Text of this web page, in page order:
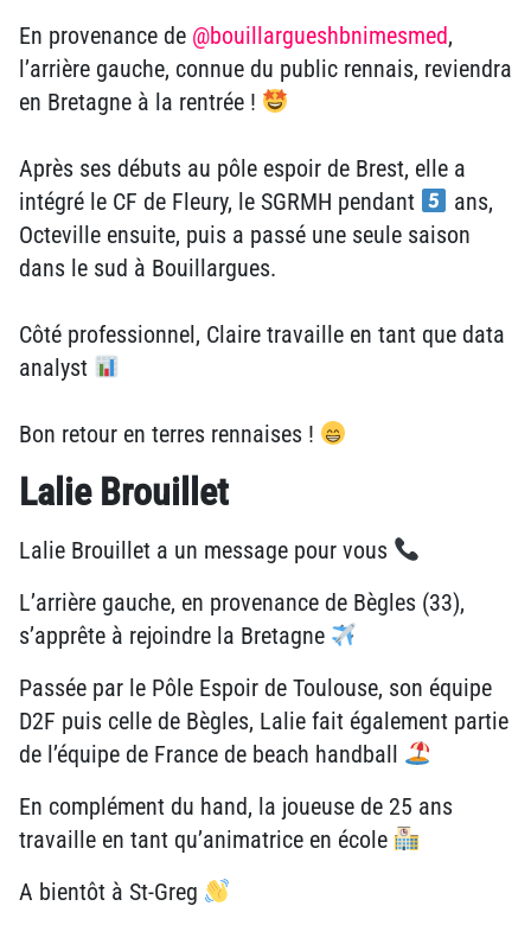
En provenance de @bouillargueshbnimesmed,
l’arrière gauche, connue du public rennais, reviendra
en Bretagne à la rentrée !
Après ses débuts au pôle espoir de Brest, elle a
intégré le CF de Fleury, le SGRMH pendant
ans,
Octeville ensuite, puis a passé une seule saison
dans le sud à Bouillargues.
Côté professionnel, Claire travaille en tant que data
analyst
Bon retour en terres rennaises !
Lalie Brouillet
Lalie Brouillet a un message pour vous
L’arrière gauche, en provenance de Bègles (33),
s’apprête à rejoindre la Bretagne
Passée par le Pôle Espoir de Toulouse, son équipe
D2F puis celle de Bègles, Lalie fait également partie
de l’équipe de France de beach handball
En complément du hand, la joueuse de 25 ans
travaille en tant qu’animatrice en école
A bientôt à St-Greg